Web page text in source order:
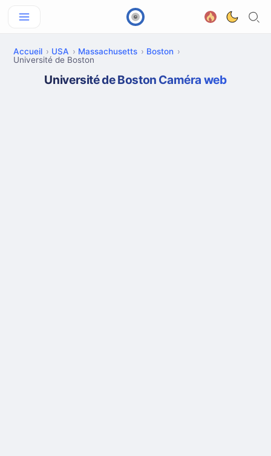
Accueil USA Massachusetts
Boston
Université de Boston
Université de Boston Caméra web